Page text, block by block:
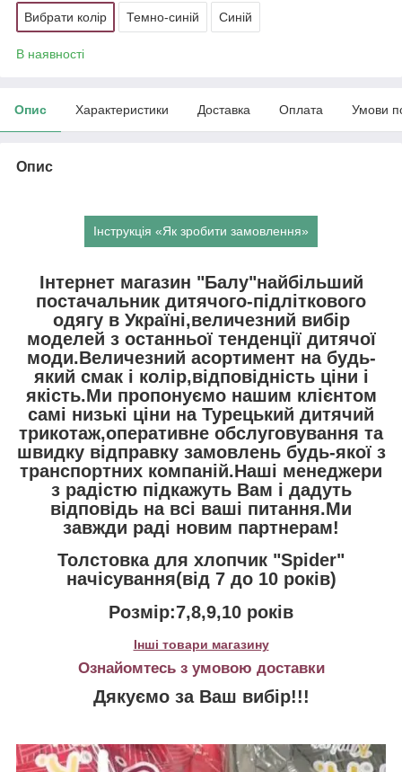
Вибрати колір Темно-синій Синій
В наявності
Опис Характеристики Доставка Оплата Умови
Опис
Інструкція «Як зробити замовлення»
Інтернет магазин "Балу"найбільший
постачальник дитячого-підліткового
одягу в Україні,величезний вибір
моделей з останньої тенденції дитячої
моди.Величезний асортимент на будь-
який смак і колір,відповідність ціни і
якість.Ми пропонуємо нашим клієнтом
самі низькі ціни на Турецький дитячий
трикотаж,оперативне обслуговування та
швидку відправку замовлень будь-якої з
транспортних компаній.Наші менеджери
з радістю підкажуть Вам і дадуть
відповідь на всі ваші питання.Ми
завжди раді новим партнерам!
Толстовка для хлопчик "Spider"
начісування(від 7 до 10 років)
Розмір:7,8,9,10 років
Інші товари магазину
Ознайомтесь з умовою доставки
Дякуємо за Ваш вибір!!!